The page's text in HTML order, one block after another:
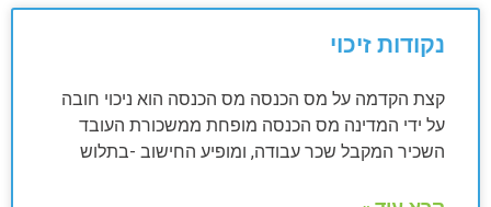
נקודות זיכוי
קצת הקדמה על מס הכנסה מס הכנסה הוא ניכוי חובה
על ידי המדינה מס הכנסה מופחת ממשכורת העובד
השכיר המקבל שכר עבודה, ומופיע החישוב -בתלוש